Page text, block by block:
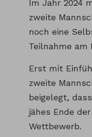
Im Jahr 2024
zweite
noch eine
Teilnahme am
Erst mit
zweite
beigelegt,
jähes Ende
Wettbewerb.